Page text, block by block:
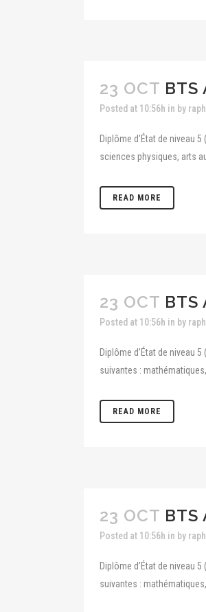
23 OCT BTS
Posted at 10:56h in by
Diplôme d’État de niveau
sciences physiques, arts
READ MORE
23 OCT BTS
Posted at 10:56h in by
Diplôme d’État de niveau
suivantes :
READ MORE
23 OCT BTS
Posted at 10:56h in by
Diplôme d’État de niveau
suivantes :